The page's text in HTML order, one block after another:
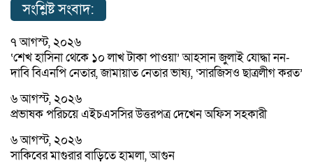
সংশ্লিষ্ট সংবাদ:
৭ আগস্ট, ২০২৬
‘শেখ হাসিনা থেকে ১০ লাখ টাকা পাওয়া’ আহসান জুলাই যোদ্ধা নন-
দাবি বিএনপি নেতার, জামায়াত নেতার ভাষ্য, ‘সারজিসও ছাত্রলীগ করত’
৬ আগস্ট, ২০২৬
প্রভাষক পরিচয়ে এইচএসসির উত্তরপত্র দেখেন অফিস সহকারী
৬ আগস্ট, ২০২৬
সাকিবের মাগুরার বাড়িতে হামলা, আগুন